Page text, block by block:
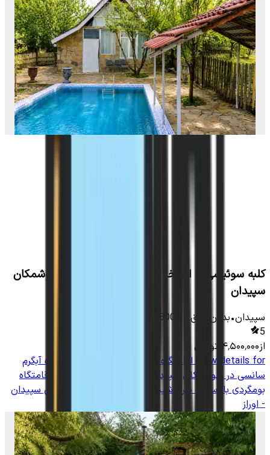
کلبه سوئیسی با استخر روباز آبسرد در روستای خوشمکان
سپیدان
سپیدان•بدون اتاق 13000
5
از۴٬۵۰۰٬۰۰۰ تومان
View details for
اقامتگاه بومگردی با استخر سرپوشیده آبگرم
سانسی در خوشمکان سپیدان - اوراز
اقامتگاه
بومگردی با استخر سرپوشیده آبگرم سانسی در خوشمکان سپیدان
- اوراز